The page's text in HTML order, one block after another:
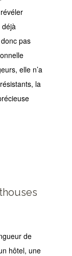
pas
elle n’a
la
de
hôtel, une